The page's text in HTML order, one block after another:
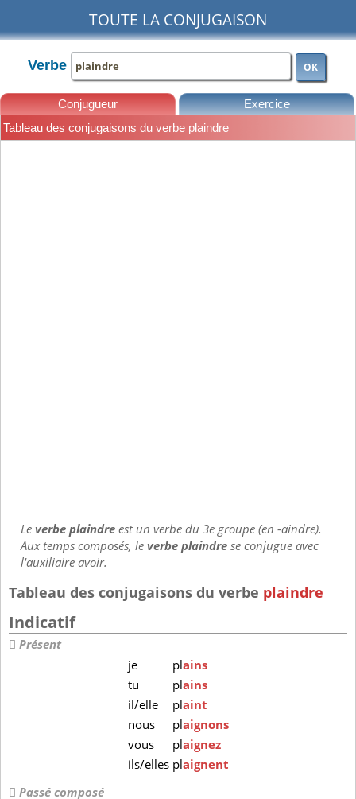
TOUTE LA CONJUGAISON
Verbe OK
Conjugueur Exercice
Tableau des conjugaisons du verbe plaindre
Leverbe plaindreest un verbe du 3e groupe (en -aindre).
Aux temps composés, leverbe plaindrese conjugue avec
l'auxiliaire avoir.
Tableau des conjugaisons du verbe plaindre
Indicatif
Présent
je
plains
tu
plains
il/elle
plaint
nous
plaignons
vous
plaignez
ils/elles plaignent
Passé composé